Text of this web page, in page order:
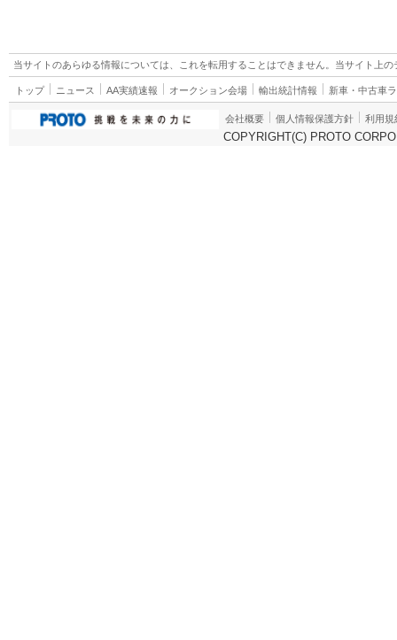
当サイトのあらゆる情報については、これを転用することはできません。当サイト上
トップ ニュース AA実績速報 オークション会場 輸出統計情報 新車・中古車
会社概要 個人情報保護方針 利用規
COPYRIGHT(C) PROTO